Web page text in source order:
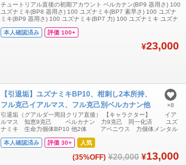
チュートリアル直後の初期アカウント ベルカナン(BP9 器用さ) 100
ユズナミキ(BP8 器用さ) 100 ユズナミキ(BP7 素早さ) 100 ユズナ
ミキ(BP9 器用さ) 100 ユズナミキ(BP7 力) 100 ユズナミキ ユズナ
仰心) 100 ラナヴィーユ ラナヴィーユ エカテリーナ(BP6 素早さ)
本人確認済み 評価 100+
¥23,000
【引退垢】ユズナミキBP10、柑刺し2本所持、
フル克己イアルマス、フル克己別ベルカナン他
引退垢（グアルダ一周目クリア直後） 【キャラクター】 イア
ルマス 知恵9克己 ベルカナン 力9克己 同一化済 ユズ
ナミキ 生命力個体BP10 他2体 アベニウス 力個体メンタル
25体 【武器】 柑刺し 🟩⭐︎1、🟦⭐︎1 カシナ
本人確認済み 評価 30+ 人気
(35%OFF) ¥20,000 ¥13,000
×8